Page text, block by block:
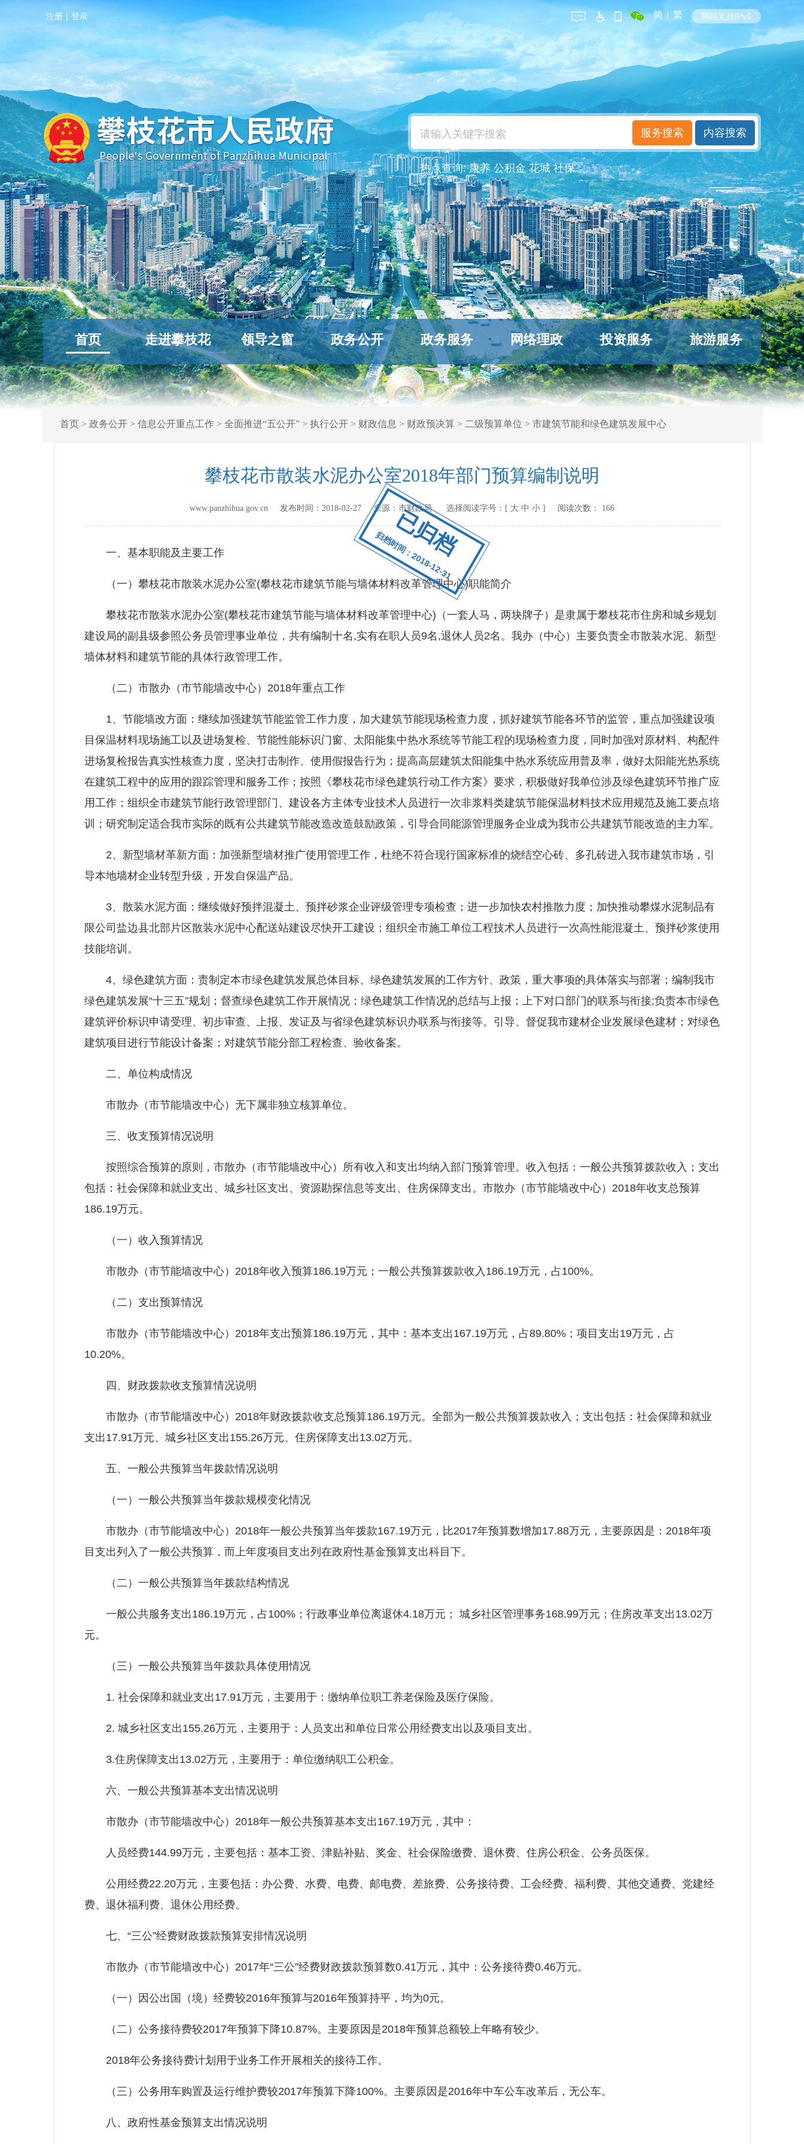
已归档
归档时间：2018-12-31
注册 | 登录 简 | 繁 网站支持IPv6
热点查询:康养 公积金 花城 社保
首页 走进攀枝花 领导之窗 政务公开 政务服务 网络理政 投资服务 旅游服务
首页> 政务公开> 信息公开重点工作> 全面推进“五公开”> 执行公开> 财政信息 > 财政预决算> 二级预算单位 > 市建筑节能和绿色建筑发展中心
攀枝花市散装水泥办公室2018年部门预算编制说明
www.panzhihua.gov.cn 发布时间： 2018-02-27 来源： 市财政局选择阅读字号：[ 大 中 小 ] 阅读次数： 166
一、基本职能及主要工作
（一）攀枝花市散装水泥办公室(攀枝花市建筑节能与墙体材料改革管理中心)职能简介
攀枝花市散装水泥办公室(攀枝花市建筑节能与墙体材料改革管理中心)（一套人马，两块牌子）是隶属于攀枝花市住房和城乡规划
建设局的副县级参照公务员管理事业单位，共有编制十名,实有在职人员9名,退休人员2名。我办（中心）主要负责全市散装水泥、新型
墙体材料和建筑节能的具体行政管理工作。
（二）市散办（市节能墙改中心）2018年重点工作
1、节能墙改方面：继续加强建筑节能监管工作力度，加大建筑节能现场检查力度，抓好建筑节能各环节的监管，重点加强建设项
目保温材料现场施工以及进场复检、节能性能标识门窗、太阳能集中热水系统等节能工程的现场检查力度，同时加强对原材料、构配件
进场复检报告真实性核查力度，坚决打击制作、使用假报告行为；提高高层建筑太阳能集中热水系统应用普及率，做好太阳能光热系统
在建筑工程中的应用的跟踪管理和服务工作；按照《攀枝花市绿色建筑行动工作方案》要求，积极做好我单位涉及绿色建筑环节推广应
用工作；组织全市建筑节能行政管理部门、建设各方主体专业技术人员进行一次非浆料类建筑节能保温材料技术应用规范及施工要点培
训；研究制定适合我市实际的既有公共建筑节能改造改造鼓励政策，引导合同能源管理服务企业成为我市公共建筑节能改造的主力军。
2、新型墙材革新方面：加强新型墙材推广使用管理工作，杜绝不符合现行国家标准的烧结空心砖、多孔砖进入我市建筑市场，引
导本地墙材企业转型升级，开发自保温产品。
3、散装水泥方面：继续做好预拌混凝土、预拌砂浆企业评级管理专项检查；进一步加快农村推散力度；加快推动攀煤水泥制品有
限公司盐边县北部片区散装水泥中心配送站建设尽快开工建设；组织全市施工单位工程技术人员进行一次高性能混凝土、预拌砂浆使用
技能培训。
4、绿色建筑方面：责制定本市绿色建筑发展总体目标、绿色建筑发展的工作方针、政策，重大事项的具体落实与部署；编制我市
绿色建筑发展“十三五”规划；督查绿色建筑工作开展情况；绿色建筑工作情况的总结与上报；上下对口部门的联系与衔接;负责本市绿色
建筑评价标识申请受理、初步审查、上报、发证及与省绿色建筑标识办联系与衔接等。引导、督促我市建材企业发展绿色建材；对绿色
建筑项目进行节能设计备案；对建筑节能分部工程检查、验收备案。
二、单位构成情况
市散办（市节能墙改中心）无下属非独立核算单位。
三、收支预算情况说明
按照综合预算的原则，市散办（市节能墙改中心）所有收入和支出均纳入部门预算管理。收入包括：一般公共预算拨款收入；支出
包括：社会保障和就业支出、城乡社区支出、资源勘探信息等支出、住房保障支出。市散办（市节能墙改中心）2018年收支总预算
186.19万元。
（一）收入预算情况
市散办（市节能墙改中心）2018年收入预算186.19万元；一般公共预算拨款收入186.19万元，占100%。
（二）支出预算情况
市散办（市节能墙改中心）2018年支出预算186.19万元，其中：基本支出167.19万元，占89.80%；项目支出19万元，占
10.20%。
四、财政拨款收支预算情况说明
市散办（市节能墙改中心）2018年财政拨款收支总预算186.19万元。全部为一般公共预算拨款收入；支出包括：社会保障和就业
支出17.91万元、城乡社区支出155.26万元、住房保障支出13.02万元。
五、一般公共预算当年拨款情况说明
（一）一般公共预算当年拨款规模变化情况
市散办（市节能墙改中心）2018年一般公共预算当年拨款167.19万元，比2017年预算数增加17.88万元，主要原因是：2018年项
目支出列入了一般公共预算，而上年度项目支出列在政府性基金预算支出科目下。
（二）一般公共预算当年拨款结构情况
一般公共服务支出186.19万元，占100%；行政事业单位离退休4.18万元； 城乡社区管理事务168.99万元；住房改革支出13.02万
元。
（三）一般公共预算当年拨款具体使用情况
1. 社会保障和就业支出17.91万元，主要用于：缴纳单位职工养老保险及医疗保险。
2. 城乡社区支出155.26万元，主要用于：人员支出和单位日常公用经费支出以及项目支出。
3.住房保障支出13.02万元，主要用于：单位缴纳职工公积金。
六、一般公共预算基本支出情况说明
市散办（市节能墙改中心）2018年一般公共预算基本支出167.19万元，其中：
人员经费144.99万元，主要包括：基本工资、津贴补贴、奖金、社会保险缴费、退休费、住房公积金、公务员医保。
公用经费22.20万元，主要包括：办公费、水费、电费、邮电费、差旅费、公务接待费、工会经费、福利费、其他交通费、党建经
费、退休福利费、退休公用经费。
七、“三公”经费财政拨款预算安排情况说明
市散办（市节能墙改中心）2017年“三公”经费财政拨款预算数0.41万元，其中：公务接待费0.46万元。
（一）因公出国（境）经费较2016年预算与2016年预算持平，均为0元。
（二）公务接待费较2017年预算下降10.87%。主要原因是2018年预算总额较上年略有较少。
2018年公务接待费计划用于业务工作开展相关的接待工作。
（三）公务用车购置及运行维护费较2017年预算下降100%。主要原因是2016年中车公车改革后，无公车。
八、政府性基金预算支出情况说明